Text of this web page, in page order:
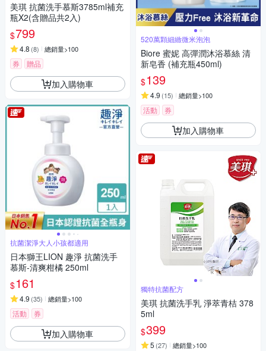
美琪 抗菌洗手慕斯3785ml補充
瓶X2(含贈品共2入)
$799
4.8 (8) 總銷量>100
券 贈品
加入購物車
抗菌潔淨大人小孩都適用
日本獅王LION 趣淨 抗菌洗手
慕斯-清爽柑橘 250ml
$161
4.9 (35) 總銷量>100
活動 券
加入購物車
520萬顆細緻微米泡泡
Biore 蜜妮 高彈潤沐浴慕絲 清
新皂香 (補充瓶450ml)
$139
4.9 (15) 總銷量>100
活動 券
加入購物車
獨特抗菌配方
美琪 抗菌洗手乳 淨萃青桔 378
5ml
$399
5 (27) 總銷量>100